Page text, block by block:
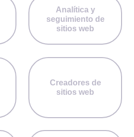
Analítica y
seguimiento de
sitios web
Creadores de
sitios web